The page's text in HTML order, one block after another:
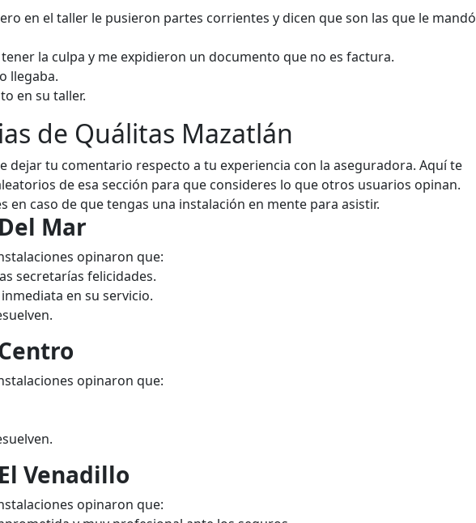
en el taller le pusieron partes corrientes y dicen que son las que le mandó
la culpa y me expidieron un documento que no es factura.
llegaba.
en su taller.
de Quálitas Mazatlán
dejar tu comentario respecto a tu experiencia con la aseguradora. Aquí te
de esa sección para que consideres lo que otros usuarios opinan.
en caso de que tengas una instalación en mente para asistir.
Mar
opinaron que:
secretarías felicidades.
en su servicio.
opinaron que:
Venadillo
opinaron que: